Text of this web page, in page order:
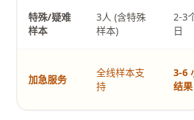
特殊/疑难
样本
3人 (含特殊
样本)
2-3
日
加急服务
全线样本支
持
3-6
结果